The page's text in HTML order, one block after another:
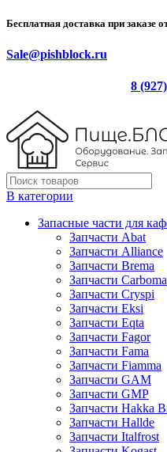
Бесплатная доставка при заказе
Sale@pishblock.ru
8
В категории
Запасные части для
Запчасти Abat
Запчасти Alliance
Запчасти Brema
Запчасти Carboma
Запчасти Cryspi
Запчасти Eksi
Запчасти Eqta
Запчасти Fagor
Запчасти Fama
Запчасти Fiamma
Запчасти GAM
Запчасти GMP
Запчасти Hakka
Запчасти Hallde
Запчасти Italfrost